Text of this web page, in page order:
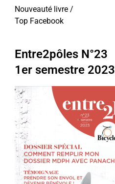
Nouveauté livre /
Top Facebook
Entre2pôles N°23
1er semestre 2023